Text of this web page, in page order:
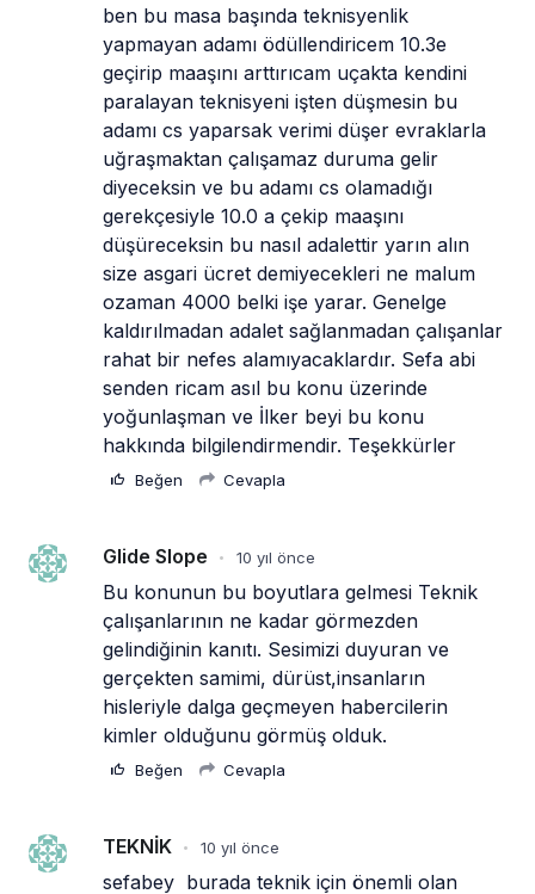
ben bu masa başında teknisyenlik
yapmayan adamı ödüllendiricem 10.3e
geçirip maaşını arttırıcam uçakta kendini
paralayan teknisyeni işten düşmesin bu
adamı cs yaparsak verimi düşer evraklarla
uğraşmaktan çalışamaz duruma gelir
diyeceksin ve bu adamı cs olamadığı
gerekçesiyle 10.0 a çekip maaşını
düşüreceksin bu nasıl adalettir yarın alın
size asgari ücret demiyecekleri ne malum
ozaman 4000 belki işe yarar. Genelge
kaldırılmadan adalet sağlanmadan çalışanlar
rahat bir nefes alamıyacaklardır. Sefa abi
senden ricam asıl bu konu üzerinde
yoğunlaşman ve İlker beyi bu konu
hakkında bilgilendirmendir. Teşekkürler
Beğen Cevapla
Glide Slope • 10 yıl önce
Bu konunun bu boyutlara gelmesi Teknik
çalışanlarının ne kadar görmezden
gelindiğinin kanıtı. Sesimizi duyuran ve
gerçekten samimi, dürüst,insanların
hisleriyle dalga geçmeyen habercilerin
kimler olduğunu görmüş olduk.
Beğen Cevapla
TEKNİK • 10 yıl önce
sefabey  burada teknik için önemli olan